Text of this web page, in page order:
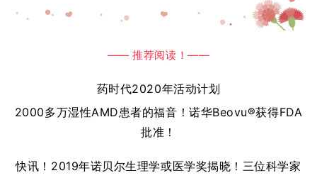
们
—— 推荐阅读！——
药时代2020年活动计划
2000多万湿性AMD患者的福音！诺华Beovu®获得FDA
批准！
快讯！ 2019年诺贝尔生理学或医学奖揭晓！ 三位科学家